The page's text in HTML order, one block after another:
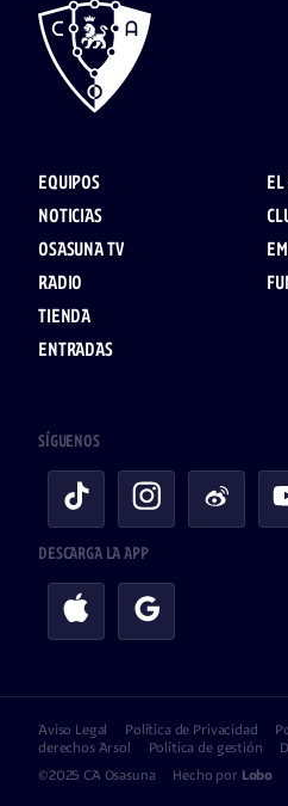
EQUIPOS
NOTICIAS
OSASUNA TV
RADIO
TIENDA
ENTRADAS
SÍGUENOS
DESCARGA LA APP
Aviso Legal Política de Privacidad
derechos Arsol
Política de gestión
©2025 CA Osasuna
Hecho por Lobo